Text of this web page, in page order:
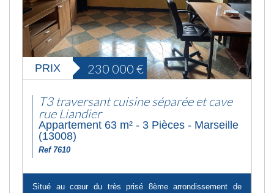
PRIX 230 000 €
T3 traversant cuisine séparée et cave
rue Liandier
Appartement 63 m² - 3 Pièces - Marseille
(13008)
Ref 7610
Situé au cœur du très prisé 8ème arrondissement de